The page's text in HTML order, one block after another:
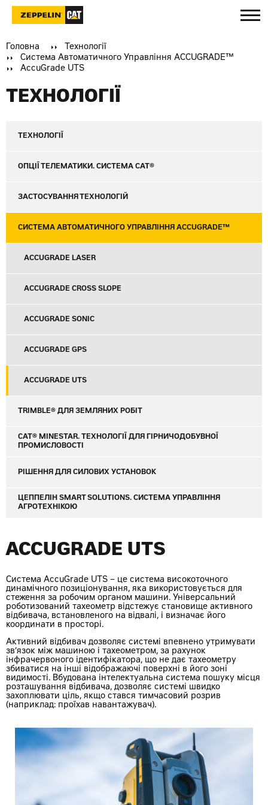
Головна
Технології
Система Автоматичного Управління ACCUGRADE™
AccuGrade UTS
ТЕХНОЛОГІЇ
ТЕХНОЛОГІЇ
ОПЦІЇ ТЕЛЕМАТИКИ. СИСТЕМА CAT®
ЗАСТОСУВАННЯ ТЕХНОЛОГІЙ
СИСТЕМА АВТОМАТИЧНОГО УПРАВЛІННЯ ACCUGRADE™
ACCUGRADE LASER
ACCUGRADE CROSS SLOPE
ACCUGRADE SONIC
ACCUGRADE GPS
ACCUGRADE UTS
TRIMBLE® ДЛЯ ЗЕМЛЯНИХ РОБІТ
CAT® MINESTAR. ТЕХНОЛОГІЇ ДЛЯ ГІРНИЧОДОБУВНОЇ
ПРОМИСЛОВОСТІ
РІШЕННЯ ДЛЯ СИЛОВИХ УСТАНОВОК
ЦЕППЕЛІН SMART SOLUTIONS. СИСТЕМА УПРАВЛІННЯ
АГРОТЕХНІКОЮ
ACCUGRADE UTS
Система AccuGrade UTS – це система високоточного
динамічного позиціонування, яка використовується для
стеження за робочим органом машини. Універсальний
роботизований тахеометр відстежує становище активного
відбивача, встановленого на відвалі, і визначає його
координати в просторі.
Активний відбивач дозволяє системі впевнено утримувати
зв’язок між машиною і тахеометром, за рахунок
інфрачервоного ідентифікатора, що не дає тахеометру
збиватися на інші відображаючі поверхні в його зоні
видимості. Вбудована інтелектуальна система пошуку місця
розташування відбивача, дозволяє системі швидко
захоплювати ціль, якщо стався тимчасовий розрив
(наприклад: проїхав навантажувач).